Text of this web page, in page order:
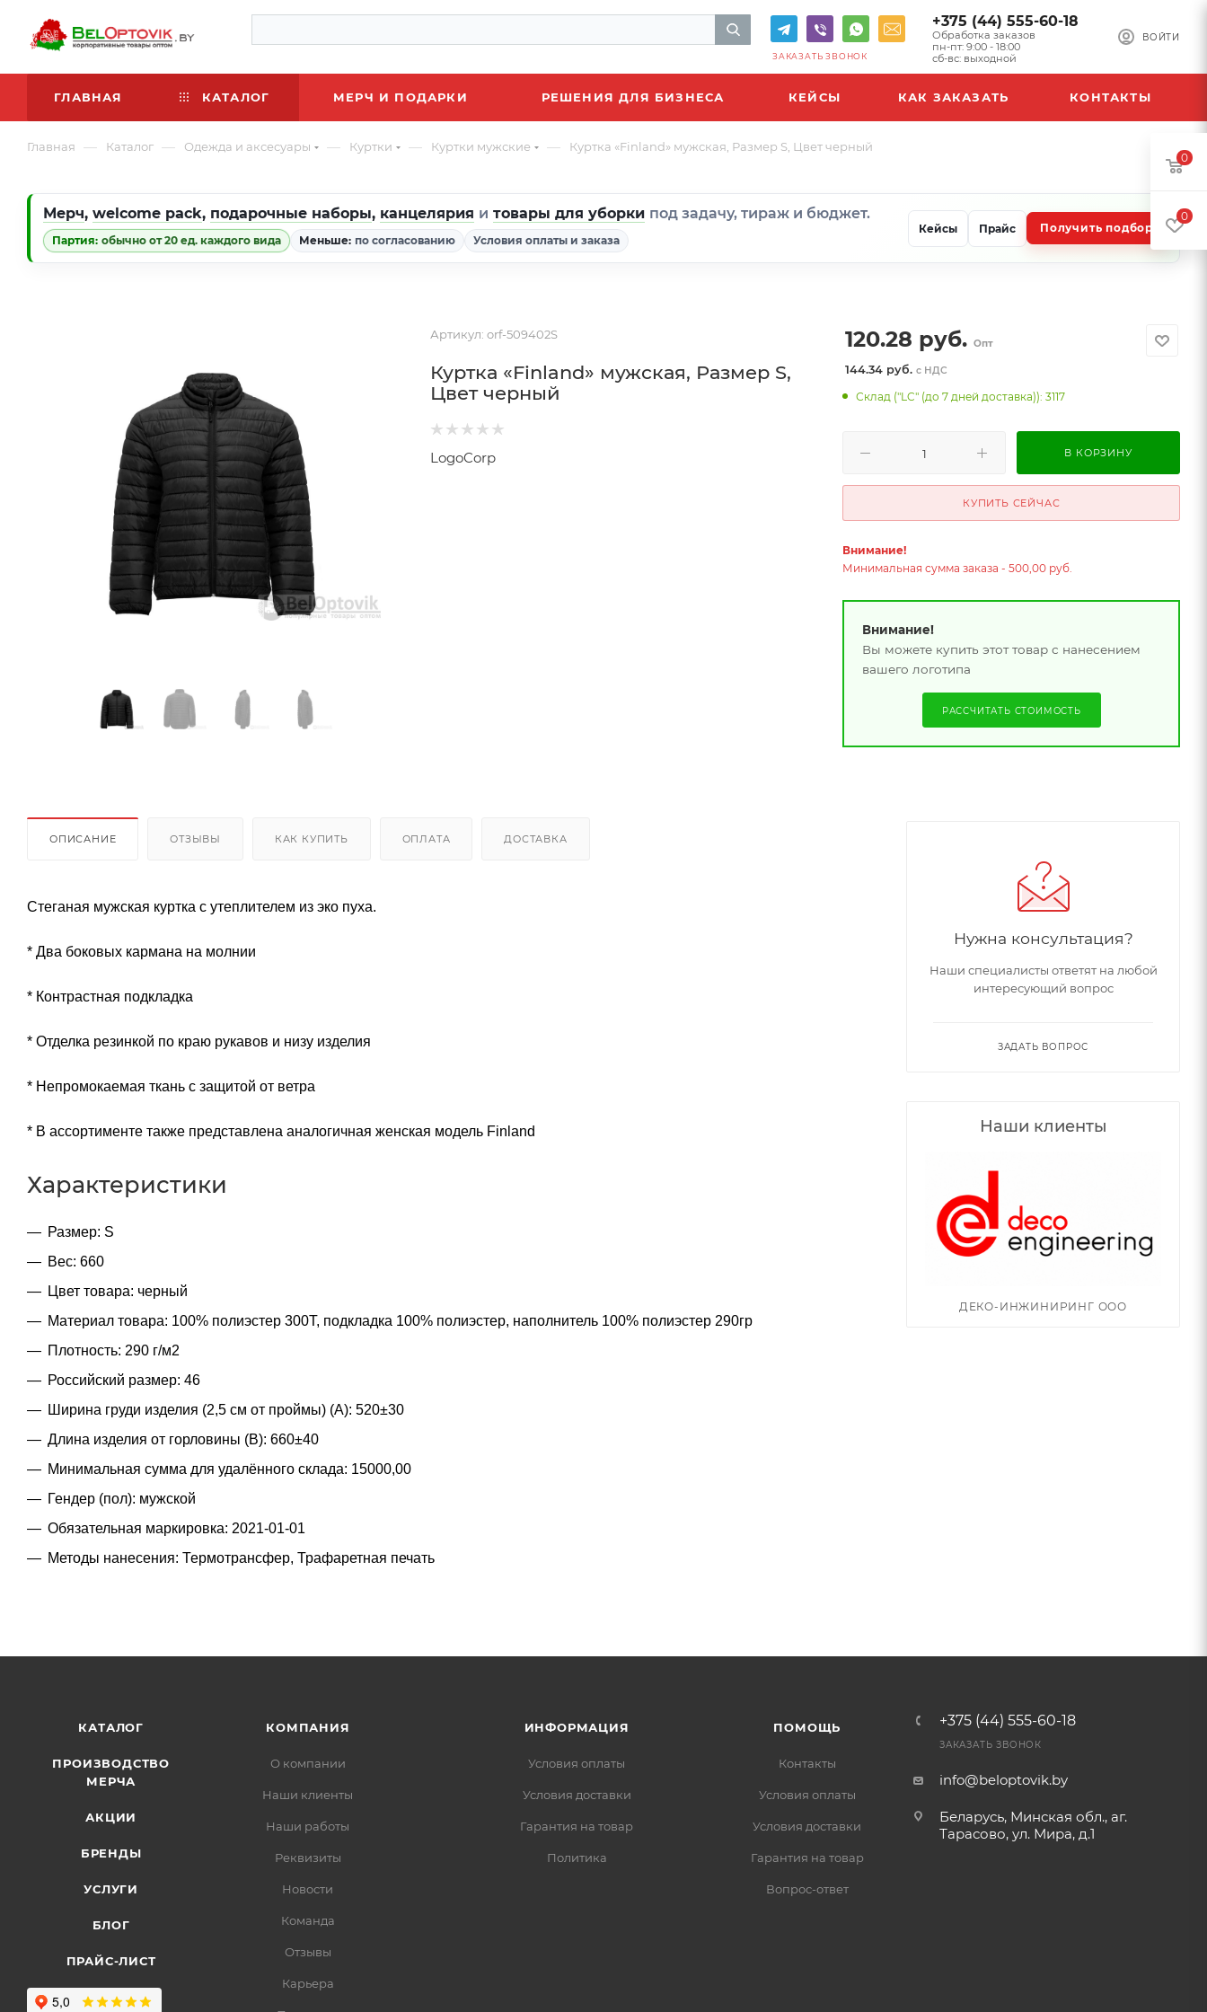
ВОЙТИ
+375 (44) 555-60-18
Обработка заказов
пн-пт: 9:00 - 18:00
сб-вс: выходной
ЗАКАЗАТЬ ЗВОНОК
ГЛАВНАЯ КАТАЛОГ МЕРЧ И ПОДАРКИ РЕШЕНИЯ ДЛЯ БИЗНЕСА КЕЙСЫ КАК ЗАКАЗАТЬ КОНТАКТЫ
Главная — Каталог — Одежда и аксесуары — Куртки — Куртки мужские — Куртка «Finland» мужская, Размер S, Цвет черный
Мерч, welcome pack, подарочные наборы, канцелярия и товары для уборки под задачу, тираж и бюджет.
Партия: обычно от 20 ед. каждого вида Меньше: по согласованию Условия оплаты и заказа
Кейсы Прайс Получить подбор
Артикул: orf-509402S
Куртка «Finland» мужская, Размер S,
Цвет черный
LogoCorp
120.28 руб. Опт
144.34 руб.с НДС
Склад ("LC" (до 7 дней доставка)): 3117
В КОРЗИНУ
КУПИТЬ СЕЙЧАС
Внимание!
Минимальная сумма заказа - 500,00 руб.
Внимание!
Вы можете купить этот товар с нанесением
вашего логотипа
РАССЧИТАТЬ СТОИМОСТЬ
ОПИСАНИЕ ОТЗЫВЫ КАК КУПИТЬ ОПЛАТА ДОСТАВКА
Стеганая мужская куртка с утеплителем из эко пуха.
* Два боковых кармана на молнии
* Контрастная подкладка
* Отделка резинкой по краю рукавов и низу изделия
* Непромокаемая ткань с защитой от ветра
* В ассортименте также представлена аналогичная женская модель Finland
Характеристики
Размер: S
Вес: 660
Цвет товара: черный
Материал товара: 100% полиэстер 300Т, подкладка 100% полиэстер, наполнитель 100% полиэстер 290гр
Плотность: 290 г/м2
Российский размер: 46
Ширина груди изделия (2,5 см от проймы) (A): 520±30
Длина изделия от горловины (B): 660±40
Минимальная сумма для удалённого склада: 15000,00
Гендер (пол): мужской
Обязательная маркировка: 2021-01-01
Методы нанесения: Термотрансфер, Трафаретная печать
Нужна консультация?
Наши специалисты ответят на любой
интересующий вопрос
ЗАДАТЬ ВОПРОС
Наши клиенты
ДЕКО-ИНЖИНИРИНГ ООО
КАТАЛОГ
ПРОИЗВОДСТВО
МЕРЧА
АКЦИИ
БРЕНДЫ
УСЛУГИ
БЛОГ
ПРАЙС-ЛИСТ
КОМПАНИЯ
О компании
Наши клиенты
Наши работы
Реквизиты
Новости
Команда
Отзывы
Карьера
ИНФОРМАЦИЯ
Условия оплаты
Условия доставки
Гарантия на товар
Политика
ПОМОЩЬ
Контакты
Условия оплаты
Условия доставки
Гарантия на товар
Вопрос-ответ
+375 (44) 555-60-18
ЗАКАЗАТЬ ЗВОНОК
info@beloptovik.by
Беларусь, Минская обл., аг.
Тарасово, ул. Мира, д.1
0
0